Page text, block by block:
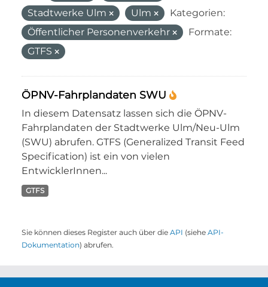
Stadtwerke Ulm
Ulm
Kategorien:
Öffentlicher Personenverkehr
Formate:
GTFS
ÖPNV-Fahrplandaten SWU
In diesem Datensatz lassen sich die ÖPNV-
Fahrplandaten der Stadtwerke Ulm/Neu-Ulm
(SWU) abrufen. GTFS (Generalized Transit Feed
Specification) ist ein von vielen
EntwicklerInnen...
GTFS
Sie können dieses Register auch über die API (siehe API-
Dokumentation) abrufen.